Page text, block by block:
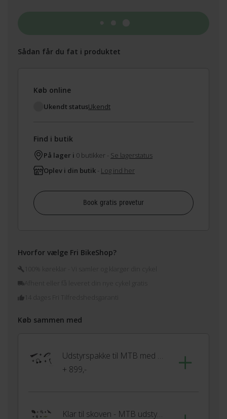
Sådan får du fat i produktet
Køb online
Ukendt statusUkendt
Find i butik
På lager i 0 butikker - Se lagerstatus
Oplev i din butik - Log ind her
Book gratis prøvetur
Hvorfor vælge Fri BikeShop?
100% køreklar - Vi samler og klargør din cykel
14 dages Fri Tilfredshedsgaranti
Køb sammen med
Udstyrspakke til MTB med udvendige gear
+ 899,-
Klar til skoven - MTB udstyrspakke